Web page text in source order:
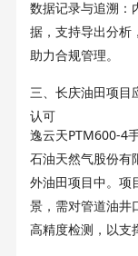
数据记录与追溯：
据，支持导出分析
助力合规管理。
三、长庆油田项目
认可
逸云天PTM600-4
石油天然气股份有
外油田项目中。项
景，需对管道油井
高精度检测，以支